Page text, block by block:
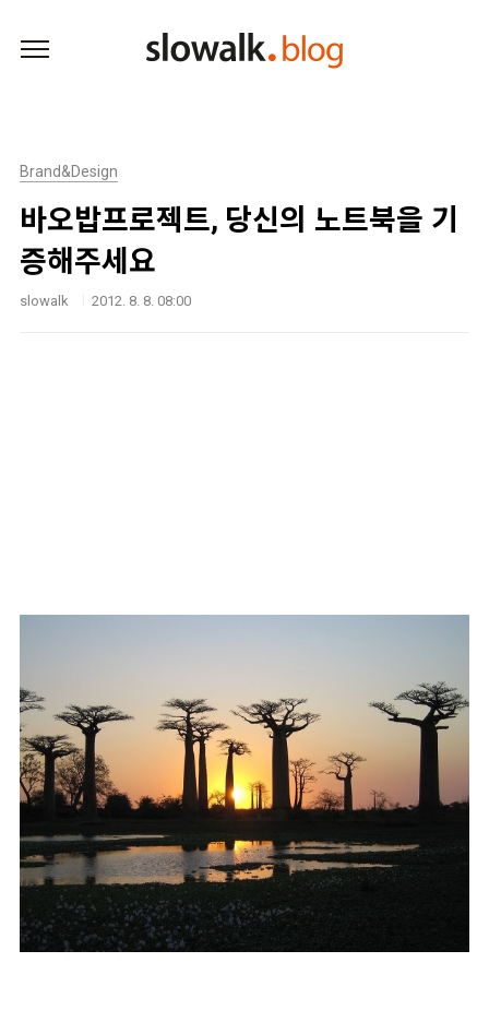
Brand&Design
바오밥프로젝트, 당신의 노트북을 기
증해주세요
slowalk 2012. 8. 8. 08:00